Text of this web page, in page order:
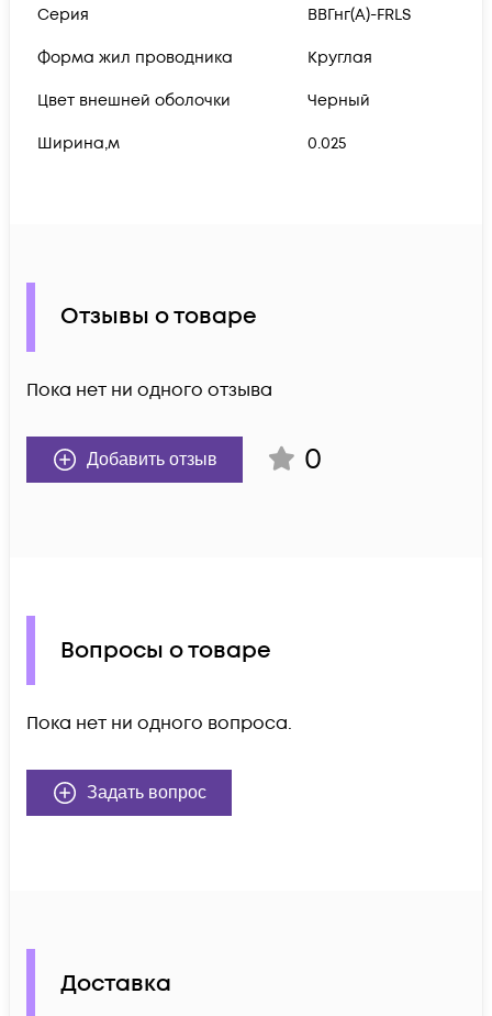
Серия ВВГнг(А)-FRLS
Форма жил проводника Круглая
Цвет внешней оболочки Черный
Ширина,м 0.025
Отзывы о товаре
Пока нет ни одного отзыва
Добавить отзыв 0
Вопросы о товаре
Пока нет ни одного вопроса.
Задать вопрос
Доставка